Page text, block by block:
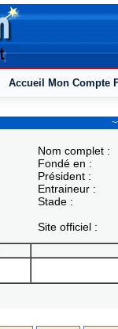
Accueil Mon Compte
Nom complet :
Fondé en :
Président :
Entraineur :
Stade :
Site officiel :